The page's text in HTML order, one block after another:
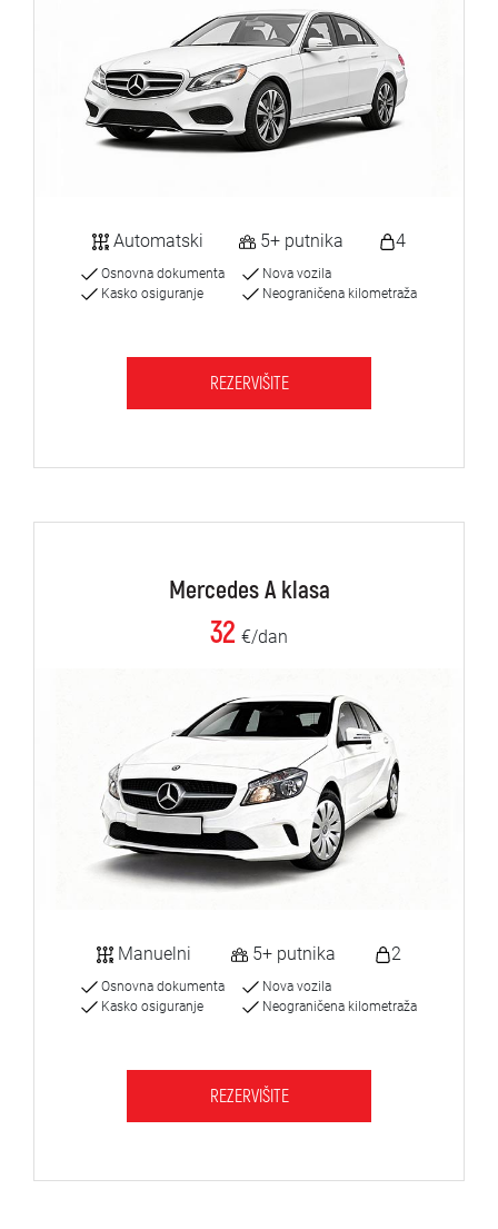
Automatski 5+ putnika 4
Osnovna dokumenta
Kasko osiguranje
Nova vozila
Neograničena kilometraža
REZERVIŠITE
Mercedes A klasa
32 €/dan
Manuelni 5+ putnika 2
Osnovna dokumenta
Kasko osiguranje
Nova vozila
Neograničena kilometraža
REZERVIŠITE